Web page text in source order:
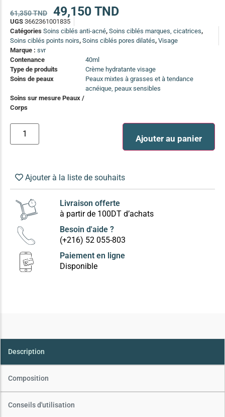
Soin anti-pelliculaire
Soin pointes cassantes et fourchues(12)
Soins Solaires Ciblés
Pour chaque type de peau, une solution
Soins cibés adultes(67)
Soins ciblé bébé (0-5 ans)
61,350TND 49,150 TND
UGS 3662361001835
Catégories Soins ciblés anti-acné, Soins ciblés marques, cicatrices,
Soins ciblés points noirs, Soins ciblés pores dilatés, Visage
Marque : svr
Contenance
40ml
Type de produits
Crème hydratante visage
Soins de peaux
Peaux mixtes à grasses et à tendance
acnéique, peaux sensibles
Soins sur mesure Peaux /
Corps
Ajouter au panier
Ajouter à la liste de souhaits
Livraison offerte
à partir de 100DT d’achats
Besoin d'aide ?
(+216) 52 055-803
Paiement en ligne
Disponible
Conseils d'utilisation
Composition
Description